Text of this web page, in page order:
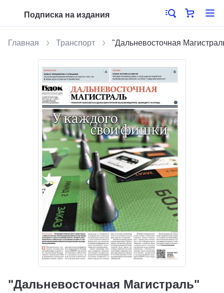
Подписка на издания
Главная Транспорт "Дальневосточная
"Дальневосточная Магистраль"